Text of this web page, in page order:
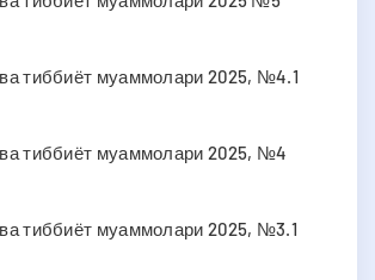
тиббиёт муаммолари 2025, №4.1
тиббиёт муаммолари 2025, №4
тиббиёт муаммолари 2025, №3.1